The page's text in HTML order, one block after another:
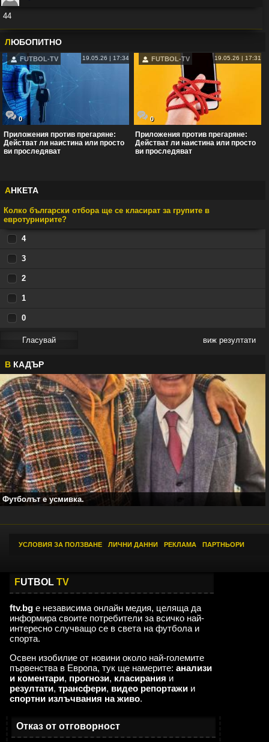
44
Във: Рио Фърдинанд: Джуд Белингам ще спечели Златната топка
ЛЮБОПИТНО
FUTBOL-TV 19.05.26 | 17:34
0
Приложения против прегаряне:
Действат ли наистина или просто
ви проследяват
FUTBOL-TV 19.05.26 | 17:31
0
Приложения против прегаряне:
Действат ли наистина или просто
ви проследяват
АНКЕТА
Колко български отбора ще се класират за групите в
евротурнирите?
4
3
2
1
0
виж резултати
В КАДЪР
Футболът е усмивка.
УСЛОВИЯ ЗА ПОЛЗВАНЕ ЛИЧНИ ДАННИ РЕКЛАМА ПАРТНЬОРИ
FUTBOL TV
ftv.bg е независима онлайн медия, целяща да
информира своите потребители за всичко най-
интересно случващо се в света на футбола и
спорта.
Освен изобилие от новини около най-големите
първенства в Европа, тук ще намерите: анализи
и коментари, прогнози, класирания и
резултати, трансфери, видео репортажи и
спортни излъчвания на живо.
Отказ от отговорност